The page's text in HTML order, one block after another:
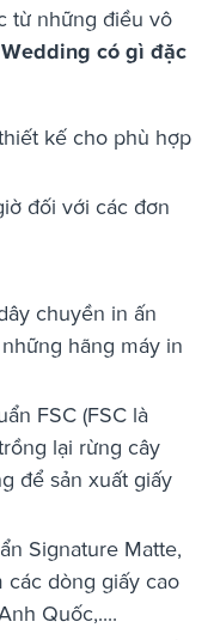
từ những điều vô
có gì đặc
kế cho phù hợp
đối với các đơn
chuyền in ấn
hãng máy in
FSC (FSC là
lại rừng cây
để sản xuất giấy
Signature Matte,
các dòng giấy cao
Quốc,....